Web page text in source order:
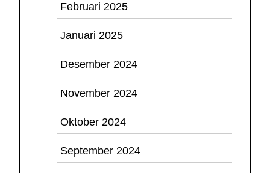
Februari 2025
Januari 2025
Desember 2024
November 2024
Oktober 2024
September 2024